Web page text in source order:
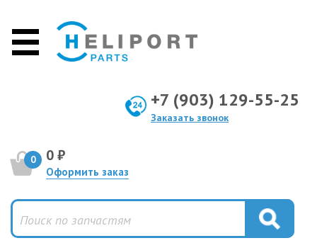
+7 (903) 129-55-25
Заказать звонок
0 0 ₽
Оформить заказ